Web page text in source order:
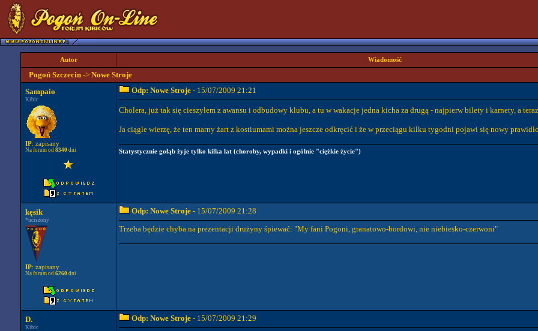
Autor Wiadomość
Pogoń Szczecin -> Nowe Stroje
Sampaio
Kibic
IP: zapisany
Na forum od 8340 dni
Odp: Nowe Stroje - 15/07/2009 21:21
Cholera, już tak się cieszyłem z awansu i odbudowy klubu, a tu w wakacje jedna kicha za drugą - najpierw bilety i karnety, a
Ja ciągle wierzę, że ten marny żart z kostiumami można jeszcze odkręcić i że w przeciągu kilku tygodni pojawi się nowy
Statystycznie gołąb żyje tylko kilka lat (choroby, wypadki i ogólnie "ciężkie życie")
kęsik
*uciszony
IP: zapisany
Na forum od 6260 dni
Odp: Nowe Stroje - 15/07/2009 21:28
Trzeba będzie chyba na prezentacji drużyny śpiewać: "My fani Pogoni, granatowo-bordowi, nie niebiesko-czerwoni"
D.
Kibic
Odp: Nowe Stroje - 15/07/2009 21:29